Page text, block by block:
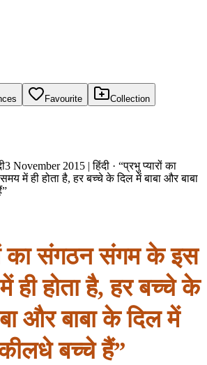
Favourite Collection
3 November 2015 | हिंदी · “प्रभु प्यारों का
में ही होता है, हर बच्चे के दिल में बाबा और बाबा
का संगठन संगम के इस
ही होता है, हर बच्चे के
और बाबा के दिल में
बच्चे हैं”